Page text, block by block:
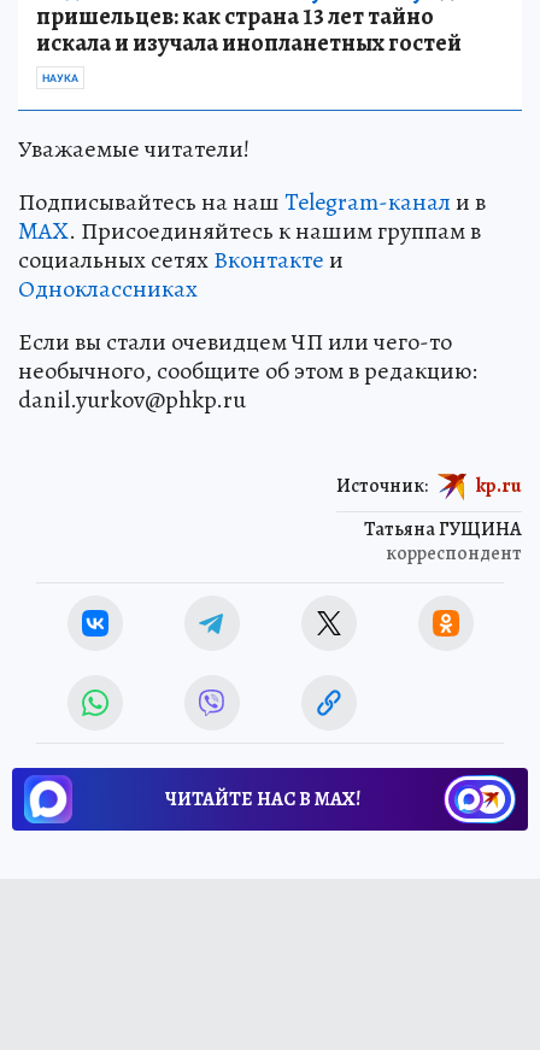
пришельцев: как страна 13 лет тайно
искала и изучала инопланетных гостей
НАУКА
Уважаемые читатели!
Подписывайтесь на нашTelegram-канали в
MAX. Присоединяйтесь к нашим группам в
социальных сетяхВконтактеи
Одноклассниках
Если вы стали очевидцем ЧП или чего-то
необычного, сообщите об этом в редакцию:
danil.yurkov@phkp.ru
Татьяна ГУЩИНА
корреспондент
Источник: kp.ru
ЧИТАЙТЕ НАС В МАХ!